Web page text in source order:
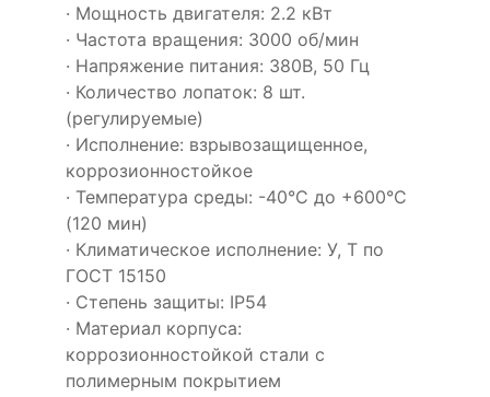
· Мощность двигателя: 2.2 кВт
· Частота вращения: 3000 об/мин
· Напряжение питания: 380В, 50 Гц
· Количество лопаток: 8 шт.
(регулируемые)
· Исполнение: взрывозащищенное,
коррозионностойкое
· Температура среды: -40°С до +600°С
(120 мин)
· Климатическое исполнение: У, Т по
ГОСТ 15150
· Степень защиты: IP54
· Материал корпуса:
коррозионностойкой стали с
полимерным покрытием